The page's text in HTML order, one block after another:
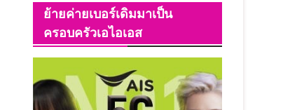
ย้ายค่ายเบอร์เดิมมาเป็น
ครอบครัวเอไอเอส